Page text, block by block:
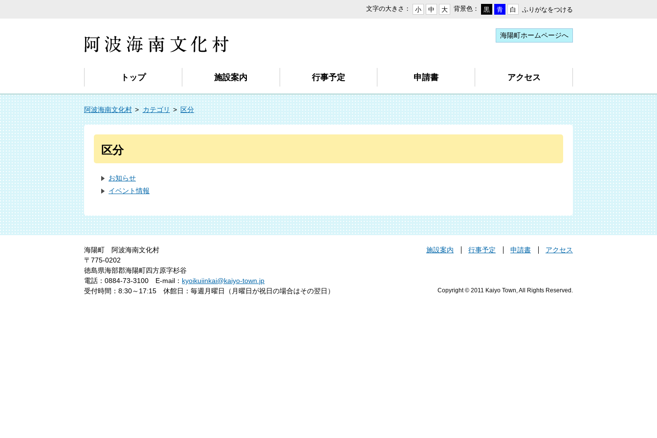
本
文字の大きさ： 小 中 大 背景色： 黒 青 白 ふりがなをつける
海陽町ホームページへ
トップ 施設案内 行事予定 申請書 アクセス
阿波海南文化村 カテゴリ 区分
区分
お知らせ
イベント情報
海陽町 阿波海南文化村
〒775-0202
徳島県海部郡海陽町四方原字杉谷
電話：0884-73-3100
E-mail： kyoikuiinkai@kaiyo-town.jp
受付時間：8:30～17:15
休館日：毎週月曜日（月曜日が祝日の場合はその翌日）
施設案内 行事予定 申請書 アクセス
Copyright © 2011 Kaiyo Town, All Rights Reserved.